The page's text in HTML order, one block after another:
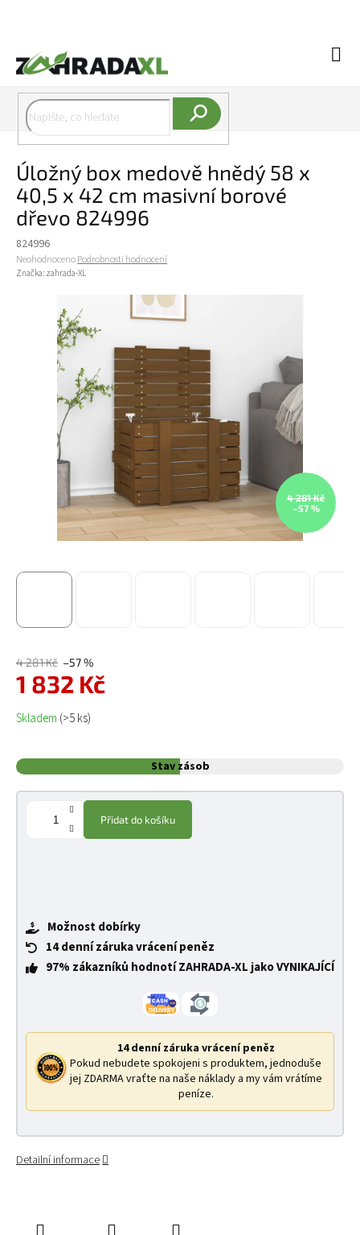
Úložný box medově hnědý 58 x
40,5 x 42 cm masivní borové
dřevo 824996
824996
Průměrné hodnocení produktu je 0,0 z 5 hvězdiček.
NeohodnocenoPodrobnosti hodnocení
Značka: zahrada-XL
4 281 Kč
–57 %
4 281 Kč –57 %
1 832 Kč
Měrná cena:
Skladem (>5 ks)
Stav zásob
Přidat do košíku
Možnost dobírky
14 denní záruka vrácení peněz
97% zákazníků hodnotí ZAHRADA-XL jako VYNIKAJÍCÍ
14 denní záruka vrácení peněz
Pokud nebudete spokojeni s produktem, jednoduše
jej ZDARMA vraťte na naše náklady a my vám vrátíme
peníze.
Detailní informace